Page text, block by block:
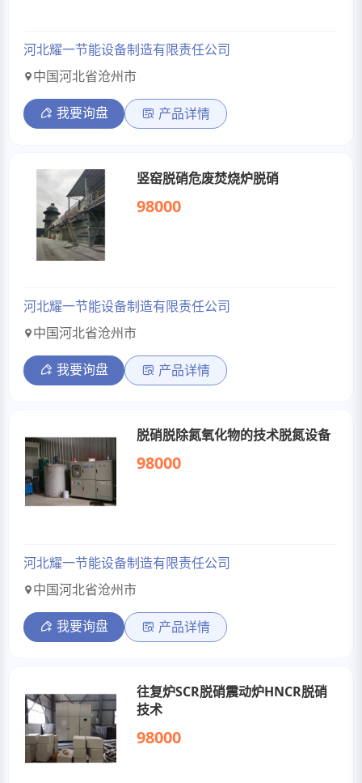
河北耀一节能设备制造有限责任公司
中国河北省沧州市
我要询盘 产品详情
竖窑脱硝危废焚烧炉脱硝
98000
河北耀一节能设备制造有限责任公司
中国河北省沧州市
我要询盘 产品详情
脱硝脱除氮氧化物的技术脱氮设备
98000
河北耀一节能设备制造有限责任公司
中国河北省沧州市
我要询盘 产品详情
往复炉SCR脱硝震动炉HNCR脱硝
技术
98000